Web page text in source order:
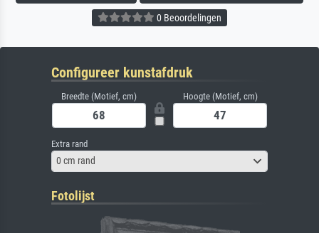
0 Beoordelingen
Configureer kunstafdruk
Breedte (Motief, cm) Hoogte (Motief, cm)
Extra rand
0 cm rand
Fotolijst